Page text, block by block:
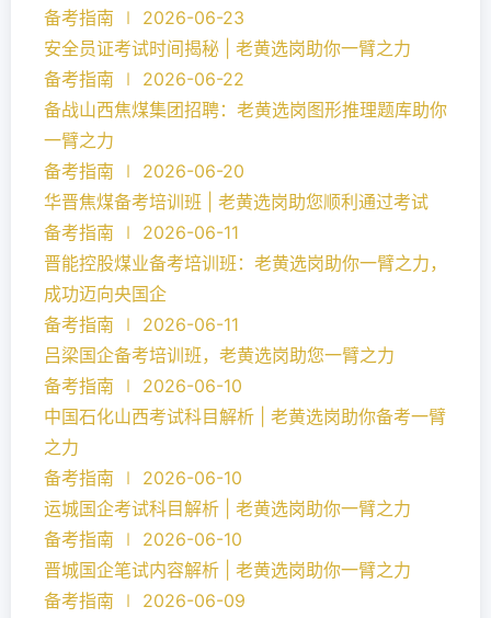
备考指南 ∣ 2026-06-23
安全员证考试时间揭秘 | 老黄选岗助你一臂之力
备考指南 ∣ 2026-06-22
备战山西焦煤集团招聘：老黄选岗图形推理题库助你
一臂之力
备考指南 ∣ 2026-06-20
华晋焦煤备考培训班 | 老黄选岗助您顺利通过考试
备考指南 ∣ 2026-06-11
晋能控股煤业备考培训班：老黄选岗助你一臂之力，
成功迈向央国企
备考指南 ∣ 2026-06-11
吕梁国企备考培训班，老黄选岗助您一臂之力
备考指南 ∣ 2026-06-10
中国石化山西考试科目解析 | 老黄选岗助你备考一臂
之力
备考指南 ∣ 2026-06-10
运城国企考试科目解析 | 老黄选岗助你一臂之力
备考指南 ∣ 2026-06-10
晋城国企笔试内容解析 | 老黄选岗助你一臂之力
备考指南 ∣ 2026-06-09